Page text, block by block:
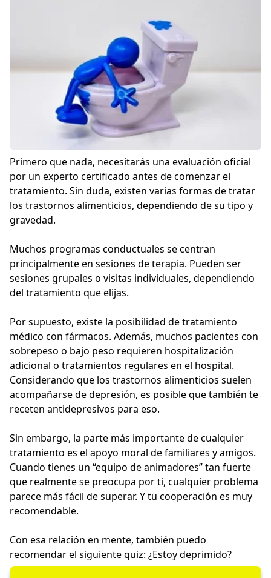
Primero que nada, necesitarás una evaluación oficial
por un experto certificado antes de comenzar el
tratamiento. Sin duda, existen varias formas de tratar
los trastornos alimenticios, dependiendo de su tipo y
gravedad.
Muchos programas conductuales se centran
principalmente en sesiones de terapia. Pueden ser
sesiones grupales o visitas individuales, dependiendo
del tratamiento que elijas.
Por supuesto, existe la posibilidad de tratamiento
médico con fármacos. Además, muchos pacientes con
sobrepeso o bajo peso requieren hospitalización
adicional o tratamientos regulares en el hospital.
Considerando que los trastornos alimenticios suelen
acompañarse de depresión, es posible que también te
receten antidepresivos para eso.
Sin embargo, la parte más importante de cualquier
tratamiento es el apoyo moral de familiares y amigos.
Cuando tienes un “equipo de animadores” tan fuerte
que realmente se preocupa por ti, cualquier problema
parece más fácil de superar. Y tu cooperación es muy
recomendable.
Con esa relación en mente, también puedo
recomendar el siguiente quiz: ¿Estoy deprimido?